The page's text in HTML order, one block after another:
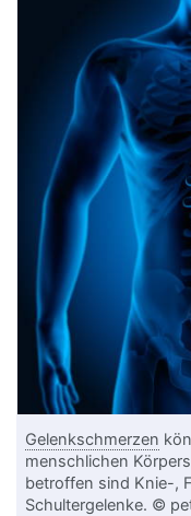
Gelenkschmerzen
menschlichen
betroffen sind Knie-,
Schultergelenke. ©